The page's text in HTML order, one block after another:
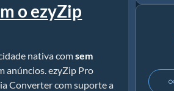
o ezyZip
nativa comsem
anúncios. ezyZip Pro
Converter com suporte a